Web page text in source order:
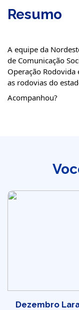
Resumo
A equipe da
de Comunicação
Operação
as rodovias do
Acompanhou?
Dezembro